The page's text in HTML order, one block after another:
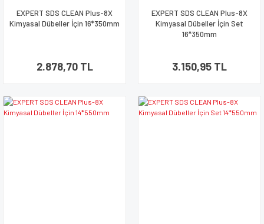
EXPERT SDS CLEAN Plus-8X
Kimyasal Dübeller İçin 16*350mm
2.878,70 TL
EXPERT SDS CLEAN Plus-8X
Kimyasal Dübeller İçin Set
16*350mm
3.150,95 TL